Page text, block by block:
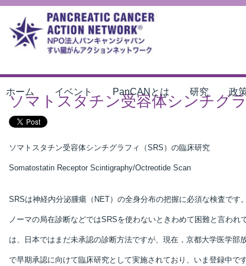
ホーム イベント PanCANとは 研究 政
ソマトスタチン受容体シンチグ
ソマトスタチン受容体シンチグラフィ（SRS）の臨床研究
Somatostatin Receptor Scintigraphy/Octreotide Scan
SRSは神経内分泌腫瘍（NET）の全身分布の把握に必須な検査です
ノーマの局在診断などではSRSを使わないときわめて困難と言われ
は、日本ではまだ未承認の診断方法ですが、現在，京都大学医学部
で早期承認に向けて臨床研究として実施されており、いま登録中で